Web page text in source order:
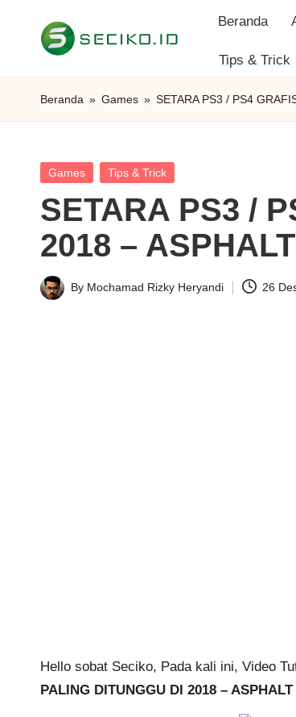
S
e
i
k
o
I
Informasi
dan
Beranda
Tips & Trick
Beranda » Games » SETARA PS3 / PS4
Posted
Games Tips & Trick
SETARA PS3 /
2018 –
Posted
By Mochamad Rizky Heryandi 26
Hello sobat Seciko, Pada kali ini, Video
PALING DITUNGGU DI 2018 –